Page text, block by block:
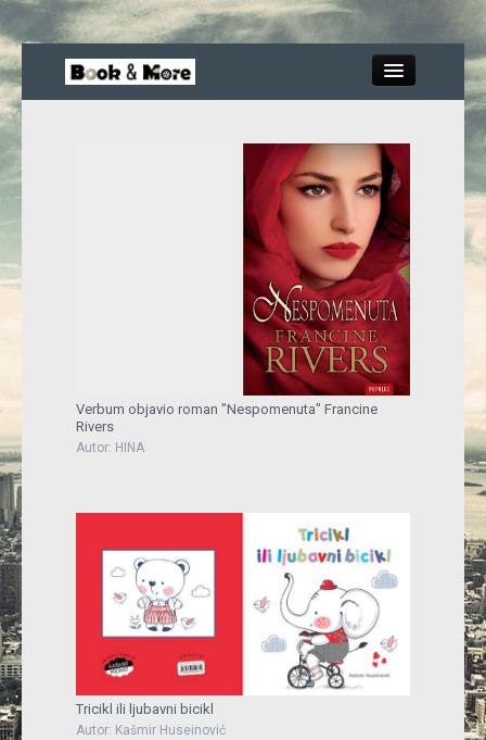
Verbum objavio roman "Nespomenuta" Francine
Rivers
Autor: HINA
Tricikl ili ljubavni bicikl
Autor: Kašmir Huseinović